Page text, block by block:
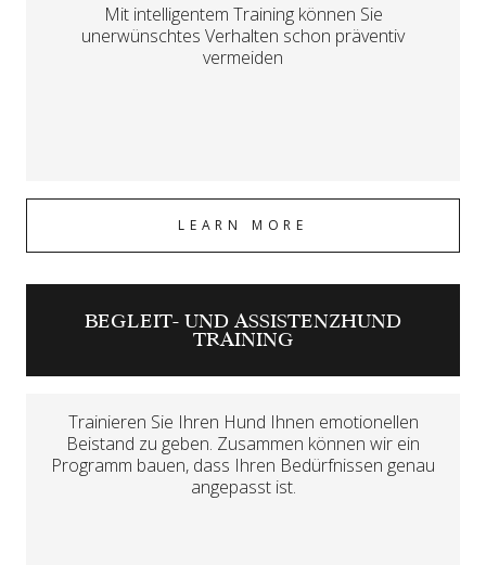
Mit intelligentem Training können Sie
unerwünschtes Verhalten schon präventiv
vermeiden
LEARN MORE
BEGLEIT- UND ASSISTENZHUND
TRAINING
Trainieren Sie Ihren Hund Ihnen emotionellen
Beistand zu geben. Zusammen können wir ein
Programm bauen, dass Ihren Bedürfnissen genau
angepasst ist.